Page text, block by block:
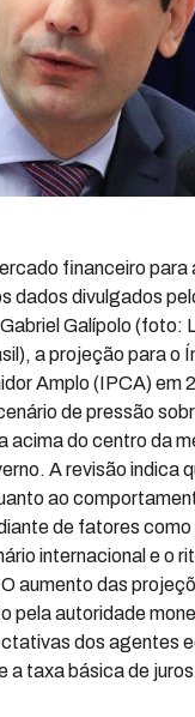
financeiro para
dados divulgados
Galípolo (foto:
a projeção para o
Amplo (IPCA) em
de pressão
acima do centro da
A revisão indica
ao
de fatores como
internacional e o
aumento das
pela autoridade
dos agentes
a taxa básica de